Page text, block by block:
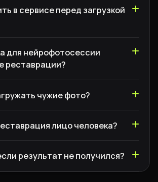
в сервисе перед загрузкой
для нейрофотосессии
реставрации?
чужие фото?
лицо человека?
результат не получился?